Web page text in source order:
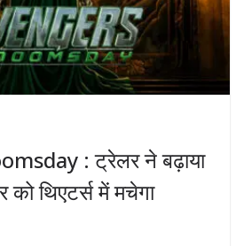
: ट्रेलर ने बढ़ाया
को थिएटर्स में मचेगा